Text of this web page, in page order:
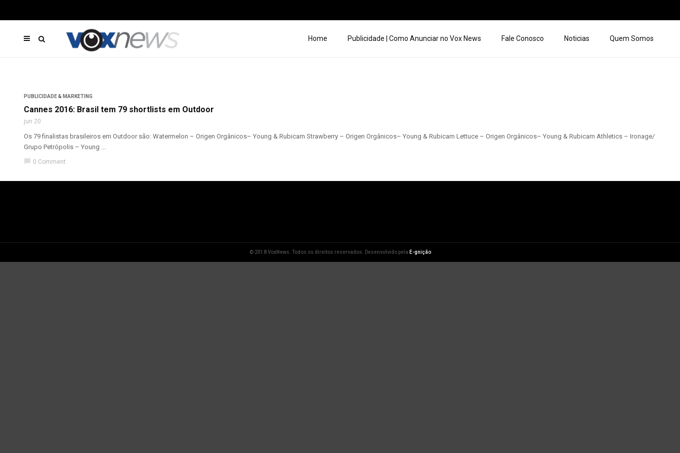
Home Publicidade | Como Anunciar no Vox News Fale Conosco Noticias Quem Somos
PUBLICIDADE & MARKETING
Cannes 2016: Brasil tem 79 shortlists em Outdoor
jun 20
Os 79 finalistas brasileiros em Outdoor são: Watermelon – Origen Orgânicos– Young & Rubicam Strawberry – Origen Orgânicos– Young & Rubicam Lettuce – Origen Orgânicos– Young & Rubicam Athletics – Ironage/
Grupo Petrópolis – Young ...
chat_bubble 0 Comment
© 2018 VoxNews. Todos os direitos reservados. Desenvolvido pela E-gnição